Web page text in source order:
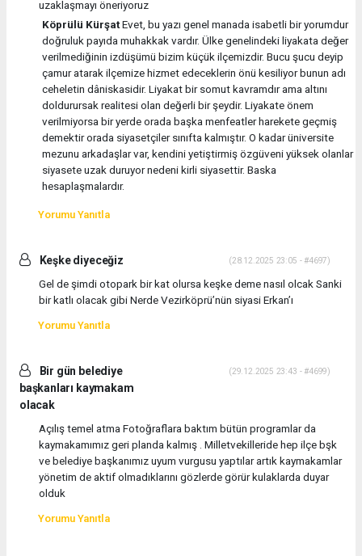
uzaklaşmayı öneriyoruz
Köprülü KürşatEvet, bu yazı genel manada isabetli bir yorumdur
doğruluk payıda muhakkak vardır. Ülke genelindeki liyakata değer
verilmediğinin izdüşümü bizim küçük ilçemizdir. Bucu şucu deyip
çamur atarak ilçemize hizmet edeceklerin önü kesiliyor bunun adı
ceheletin dâniskasidir. Liyakat bir somut kavramdır ama altını
doldurursak realitesi olan değerli bir şeydir. Liyakate önem
verilmiyorsa bir yerde orada başka menfeatler harekete geçmiş
demektir orada siyasetçiler sınıfta kalmıştır. O kadar üniversite
mezunu arkadaşlar var, kendini yetiştirmiş özgüveni yüksek olanlar
siyasete uzak duruyor nedeni kirli siyasettir. Baska
hesaplaşmalardır.
Yorumu Yanıtla
Keşke diyeceğiz (28.12.2025 23:05 - #4697)
Gel de şimdi otopark bir kat olursa keşke deme nasıl olcak Sanki
bir katlı olacak gibi Nerde Vezirköprü’nün siyasi Erkan’ı
Yorumu Yanıtla
Bir gün belediye
başkanları kaymakam
olacak
(29.12.2025 23:43 - #4699)
Açılış temel atma Fotoğraflara baktım bütün programlar da
kaymakamımız geri planda kalmış . Milletvekilleride hep ilçe bşk
ve belediye başkanımız uyum vurgusu yaptılar artık kaymakamlar
yönetim de aktif olmadıklarını gözlerde görür kulaklarda duyar
olduk
Yorumu Yanıtla